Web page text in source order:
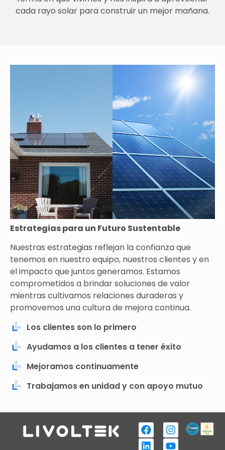
cada rayo solar para construir un mejor mañana.
Estrategias para un Futuro Sustentable
Nuestras estrategias reflejan la confianza que
tenemos en nuestro equipo, nuestros clientes y en
el impacto que juntos generamos. Estamos
comprometidos a brindar soluciones de valor
mientras cultivamos relaciones duraderas y
promovemos una cultura de mejora continua.
Los clientes son lo primero
Ayudamos a los clientes a tener éxito
Mejoramos continuamente
Trabajamos en unidad y con apoyo mutuo